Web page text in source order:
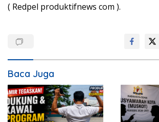
( Redpel produktifnews com ).
Baca Juga